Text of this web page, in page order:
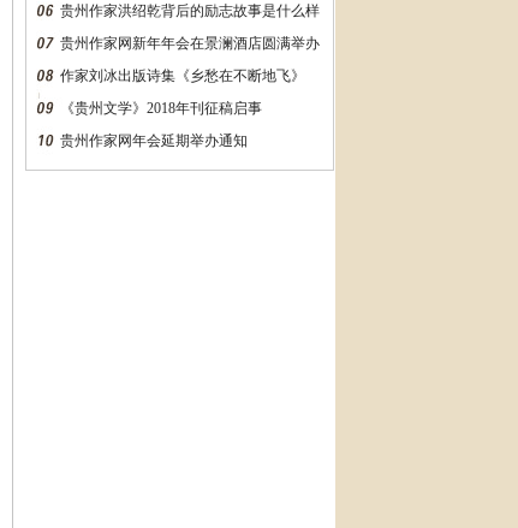
贵州作家洪绍乾背后的励志故事是什么样
的？万字长文告诉你
贵州作家网新年年会在景澜酒店圆满举办
作家刘冰出版诗集《乡愁在不断地飞》
《贵州文学》2018年刊征稿启事
贵州作家网年会延期举办通知